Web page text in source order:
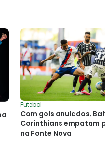
Futebol
Com gols anulados,
Corinthians empatam
na Fonte Nova